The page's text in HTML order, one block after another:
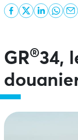
GR®34,